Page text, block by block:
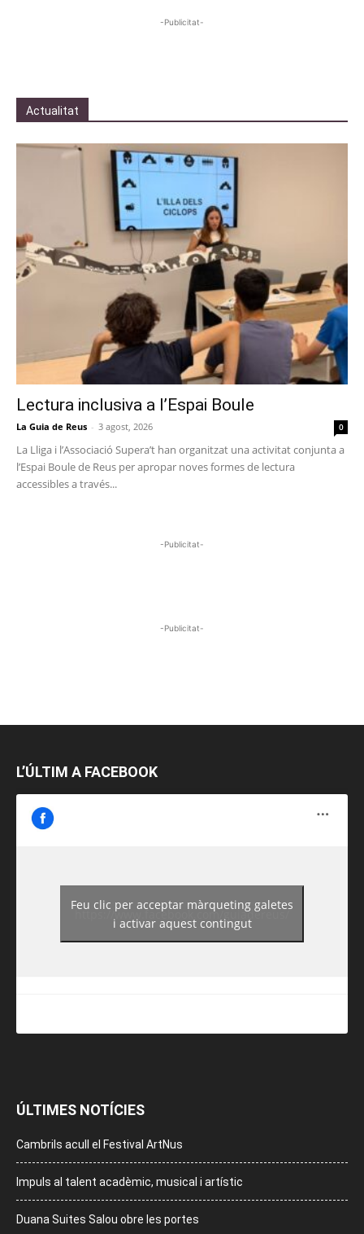
-Publicitat-
Actualitat
Lectura inclusiva a l’Espai Boule
La Guia de Reus - 3 agost, 2026 0
La Lliga i l’Associació Supera’t han organitzat una activitat conjunta a
l’Espai Boule de Reus per apropar noves formes de lectura
accessibles a través...
-Publicitat-
-Publicitat-
L’ÚLTIM A FACEBOOK
https://www.facebook.com/guiadereus/
Feu clic per acceptar màrqueting galetes
i activar aquest contingut
ÚLTIMES NOTÍCIES
Cambrils acull el Festival ArtNus
Impuls al talent acadèmic, musical i artístic
Duana Suites Salou obre les portes